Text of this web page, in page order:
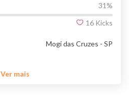
31 %
16 Kicks
Mogi das Cruzes - SP
Ver mais